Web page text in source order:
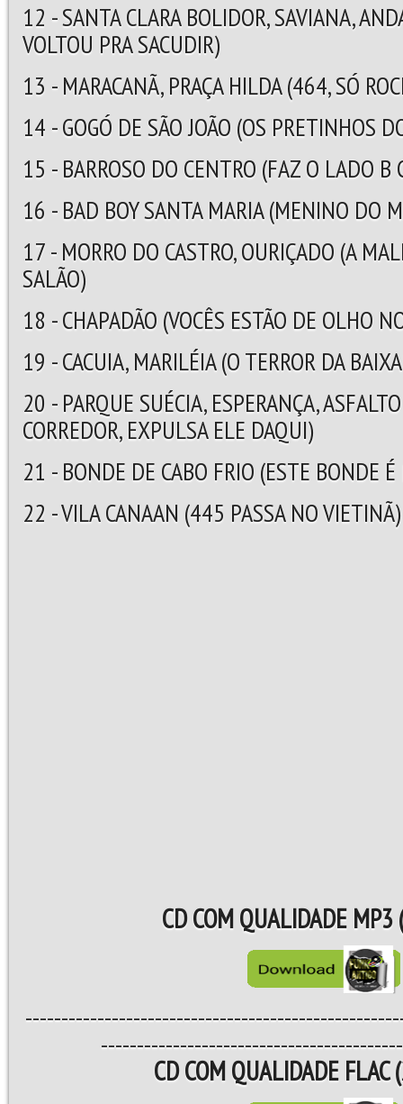
12 - SANTA CLARA BOLIDOR, SAVIANA,
VOLTOU PRA SACUDIR)
13 - MARACANÃ, PRAÇA HILDA (464, SÓ
14 - GOGÓ DE SÃO JOÃO (OS PRETINHOS
15 - BARROSO DO CENTRO (FAZ O LADO B
16 - BAD BOY SANTA MARIA (MENINO DO
17 - MORRO DO CASTRO, OURIÇADO (A
SALÃO)
18 - CHAPADÃO (VOCÊS ESTÃO DE OLHO
19 - CACUIA, MARILÉIA (O TERROR DA
20 - PARQUE SUÉCIA, ESPERANÇA,
CORREDOR, EXPULSA ELE DAQUI)
21 - BONDE DE CABO FRIO (ESTE BONDE É
22 - VILA CANAAN (445 PASSA NO VIETINÃ)
CD COM QUALIDADE
CD COM QUALIDADE FLAC